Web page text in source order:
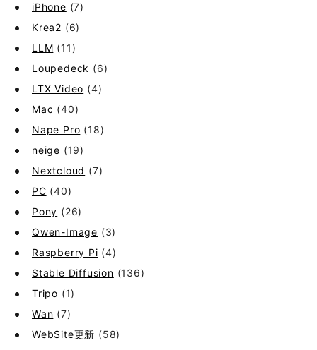
iPhone (7)
Krea2 (6)
LLM (11)
Loupedeck (6)
LTX Video (4)
Mac (40)
Nape Pro (18)
neige (19)
Nextcloud (7)
PC (40)
Pony (26)
Qwen-Image (3)
Raspberry Pi (4)
Stable Diffusion (136)
Tripo (1)
Wan (7)
WebSite更新 (58)